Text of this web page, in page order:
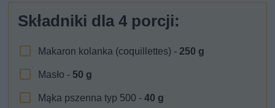
Składniki dla4 porcji:
Makaron kolanka (coquillettes) -250 g
Masło - 50 g
Mąka pszenna typ 500 -40 g